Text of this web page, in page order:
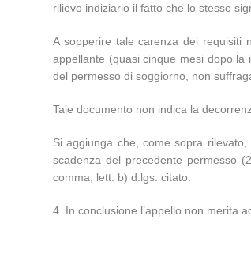
rilievo indiziario il fatto che lo stesso
A sopperire tale carenza dei requisiti
appellante (quasi cinque mesi dopo
del permesso di soggiorno, non
Tale documento non indica la
Si aggiunga che, come sopra
scadenza del precedente permesso
comma, lett. b) d.lgs. citato.
4. In conclusione l’appello non merita